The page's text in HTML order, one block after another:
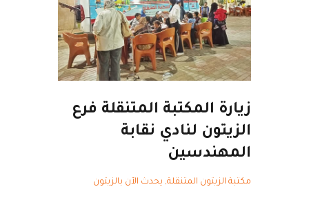
زيارة المكتبة المتنقلة فرع
الزيتون لنادي نقابة
المهندسين
مكتبة الزيتون المتنقلة, يحدث الآن بالزيتون